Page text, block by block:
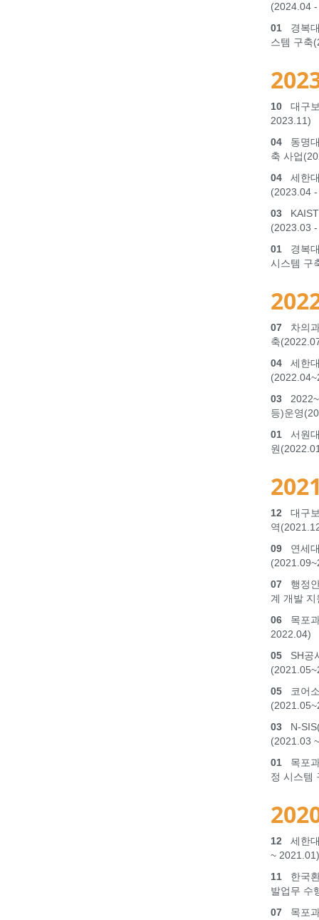
(2024.04
01 경복
스템 구축
10 대구
2023.11)
04 동명
축 사업
04 세한
(2023.04
03
(2023.03
01 경복
시스템 구
07 차의
축
04 세한
03
등)운영
01 서원
원
12 대구
역
09 연세
07 행정
계 개발
06 목포
2022.04)
05 SH공
05 코어
03 N-
(2021.03
01 목포
정 시스템
12 세한
~ 2021.01)
11 한국
발업무 수
07 목포